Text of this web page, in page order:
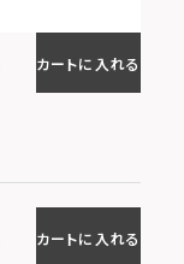
カートに入れる
カートに入れる